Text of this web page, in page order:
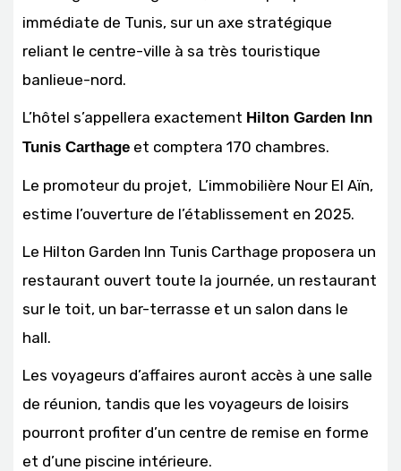
immédiate de Tunis, sur un axe stratégique
reliant le centre-ville à sa très touristique
banlieue-nord.
L’hôtel s’appellera exactement Hilton Garden Inn
Tunis Carthage et comptera 170 chambres.
Le promoteur du projet, L’immobilière Nour El Aïn,
estime l’ouverture de l’établissement en 2025.
Le Hilton Garden Inn Tunis Carthage proposera un
restaurant ouvert toute la journée, un restaurant
sur le toit, un bar-terrasse et un salon dans le
hall.
Les voyageurs d’affaires auront accès à une salle
de réunion, tandis que les voyageurs de loisirs
pourront profiter d’un centre de remise en forme
et d’une piscine intérieure.